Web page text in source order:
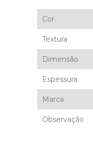
Cor
Textura
Dimensão
Espessura
Marca
Observação